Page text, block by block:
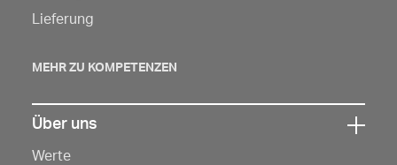
Lieferung
MEHR ZU KOMPETENZEN
Sie
Über uns
Werte